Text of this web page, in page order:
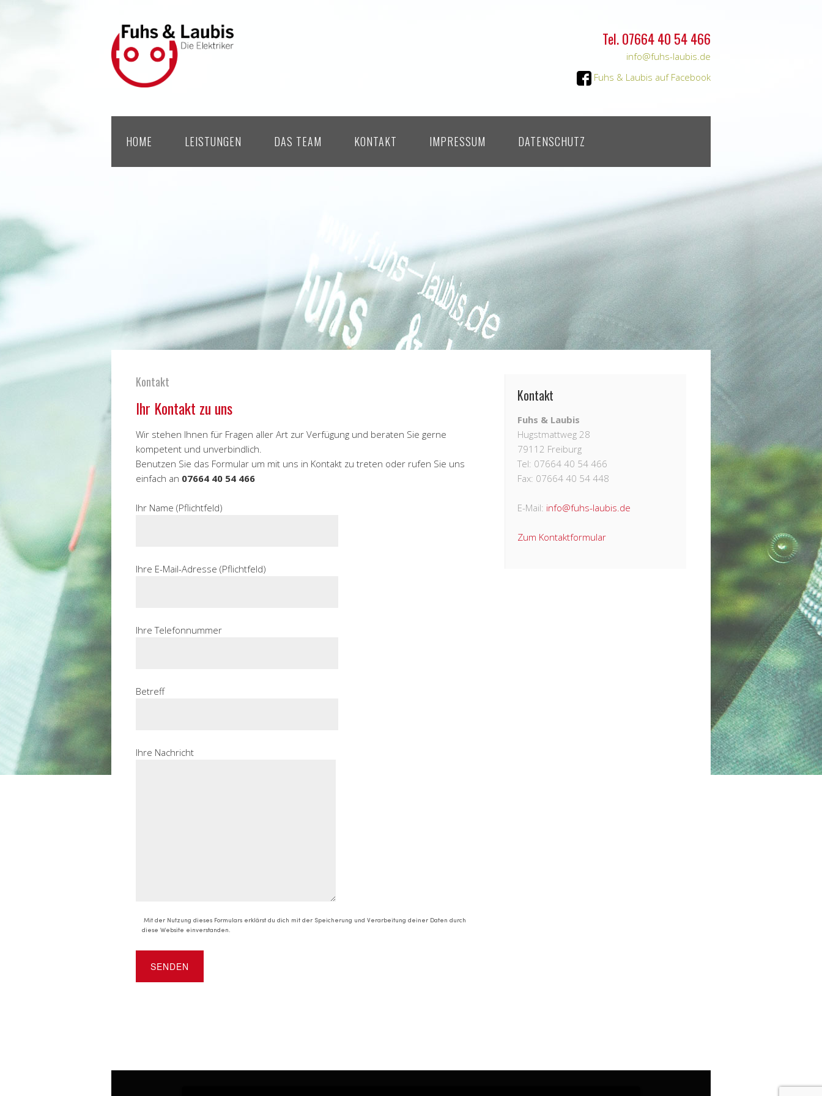
Tel. 07664 40 54 466
info@fuhs-laubis.de
Fuhs & Laubis auf Facebook
HOME LEISTUNGEN DAS TEAM KONTAKT IMPRESSUM DATENSCHUTZ
Kontakt
Ihr Kontakt zu uns
Wir stehen Ihnen für Fragen aller Art zur Verfügung und beraten Sie gerne
kompetent und unverbindlich.
Benutzen Sie das Formular um mit uns in Kontakt zu treten oder rufen Sie uns
einfach an 07664 40 54 466
Ihr Name (Pflichtfeld)
Ihre E-Mail-Adresse (Pflichtfeld)
Ihre Telefonnummer
Betreff
Ihre Nachricht
Mit der Nutzung dieses Formulars erklärst du dich mit der Speicherung und Verarbeitung deiner Daten durch
diese Website einverstanden.
Kontakt
Fuhs & Laubis
Hugstmattweg 28
79112 Freiburg
Tel: 07664 40 54 466
Fax: 07664 40 54 448
E-Mail: info@fuhs-laubis.de
Zum Kontaktformular